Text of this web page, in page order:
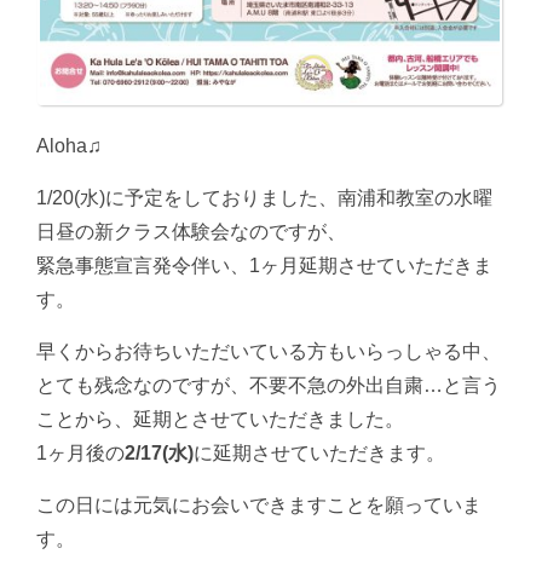
Aloha♫
1/20(水)に予定をしておりました、南浦和教室の水曜
日昼の新クラス体験会なのですが、
緊急事態宣言発令伴い、1ヶ月延期させていただきま
す。
早くからお待ちいただいている方もいらっしゃる中、
とても残念なのですが、不要不急の外出自粛…と言う
ことから、延期とさせていただきました。
1ヶ月後の2/17(水)に延期させていただきます。
この日には元気にお会いできますことを願っていま
す。